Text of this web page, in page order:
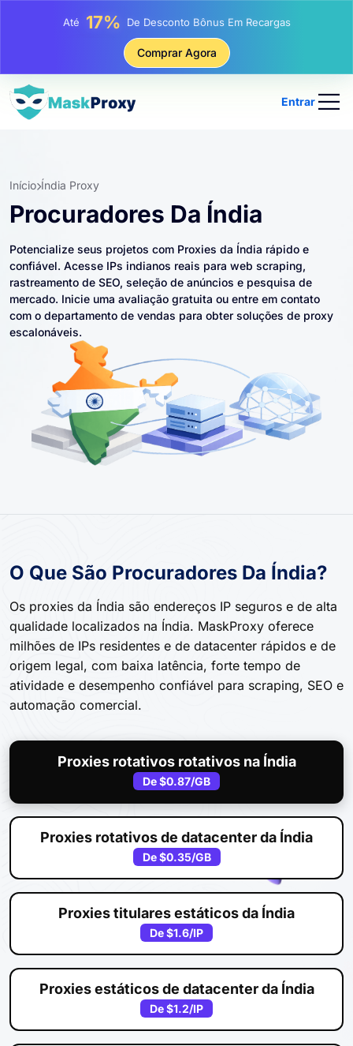
Até25%Desconto Em Compras Estáticas De IP
Desconto Em Compras Rotativas De IP
Comprar Agora
Entrar
Início Índia Proxy
Procuradores Da Índia
Potencialize seus projetos com Proxies da Índia rápido e
confiável. Acesse IPs indianos reais para web scraping,
rastreamento de SEO, seleção de anúncios e pesquisa de
mercado. Inicie uma avaliação gratuita ou entre em contato
com o departamento de vendas para obter soluções de proxy
escalonáveis.
O Que São Procuradores Da Índia?
Os proxies da Índia são endereços IP seguros e de alta
qualidade localizados na Índia. MaskProxy oferece
milhões de IPs residentes e de datacenter rápidos e de
origem legal, com baixa latência, forte tempo de
atividade e desempenho confiável para scraping, SEO e
automação comercial.
Proxies rotativos rotativos na Índia
De$0.87/GB
Proxies rotativos de datacenter da Índia
De$0.35/GB
Proxies titulares estáticos da Índia
De$1.6/IP
Proxies estáticos de datacenter da Índia
De$1.2/IP